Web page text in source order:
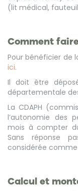
(lit médical,
Comment
Pour bénéficier de
ici.
Il doit être
départementale
La CDAPH
l’autonomie des
mois à compter
Sans réponse
considérée
Calcul et